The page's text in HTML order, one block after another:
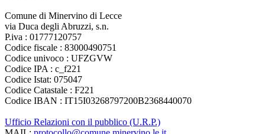
Comune di Minervino di Lecce
via Duca degli Abruzzi, s.n.
P.iva : 01777120757
Codice fiscale : 83000490751
Codice univoco : UFZGVW
Codice IPA : c_f221
Codice Istat: 075047
Codice Catastale : F221
Codice IBAN : IT15I03268797200B2368440070
Ufficio Relazioni con il pubblico (U.R.P.)